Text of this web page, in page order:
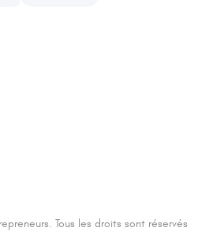
Tous les droits sont réservés